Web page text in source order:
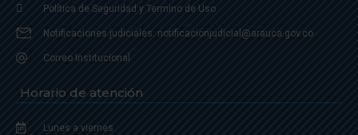
Política de Seguridad y Termino de Uso
Notificaciones judiciales: notificacionjudicial@arauca.gov.co
Correo Institucional
Horario de atención
Lunes a viernes